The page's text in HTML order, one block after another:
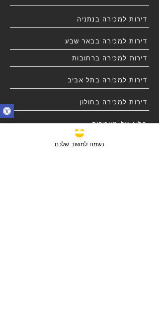
דירות למכירה בנתניה
דירות למכירה בבאר שבע
דירות למכירה ברחובות
דירות למכירה בתל אביב
דירות למכירה בחולון
בלוג של מאמרים
משוב
נשמח למשוב שלכם